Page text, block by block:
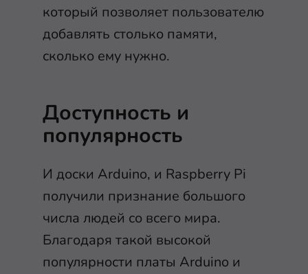
который позволяет пользователю
добавлять столько памяти,
сколько ему нужно.
Доступность и
популярность
И доски Arduino, и Raspberry Pi
получили признание большого
числа людей со всего мира.
Благодаря такой высокой
популярности платы Arduino и